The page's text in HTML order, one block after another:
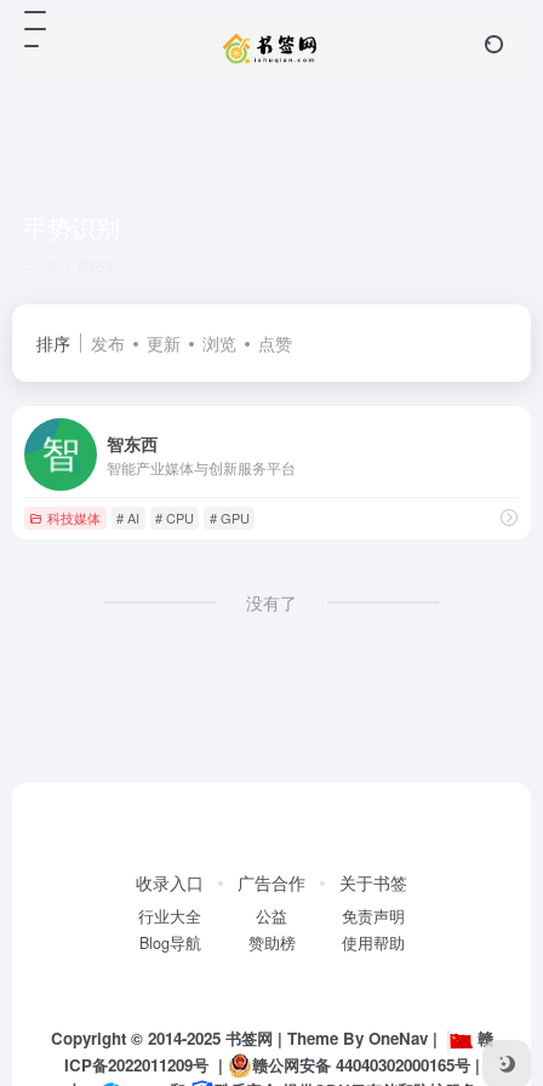
排序 发布 更新 浏览 点赞
智东西
智能产业媒体与创新服务平台
科技媒体 # AI # CPU # GPU
没有了
收录入口
行业大全
Blog导航
广告合作
公益
赞助榜
关于书签
免责声明
使用帮助
Copyright © 2014-2025 书签网 | Theme By OneNav|
赣
ICP备2022011209号| 赣公网安备 44040302000165号|